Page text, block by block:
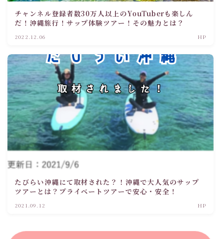
チャンネル登録者数30万人以上のYouTuberも楽しん
だ！沖縄旅行！サップ体験ツアー！その魅力とは？
2022.12.06 HP
たびらい沖縄にて取材された？！沖縄で大人気のサップ
ツアーとは？プライベートツアーで安心・安全！
2021.09.12 HP